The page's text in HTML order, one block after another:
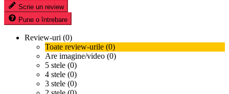
Scrie un review
Pune o întrebare
Review-uri (0)
Toate review-urile (0)
Are imagine/video (0)
5 stele (0)
4 stele (0)
3 stele (0)